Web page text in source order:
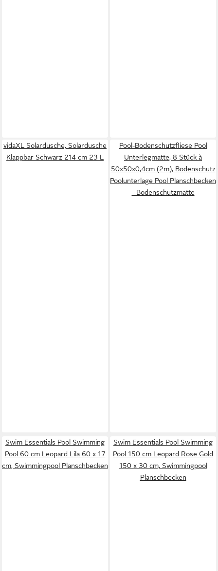
vidaXL Solardusche, Solardusche
Klappbar Schwarz 214 cm 23 L
Pool-Bodenschutzfliese Pool
Unterlegmatte, 8 Stück à
50x50x0,4cm (2m), Bodenschutz
Poolunterlage Pool Planschbecken
- Bodenschutzmatte
Swim Essentials Pool Swimming
Pool 60 cm Leopard Lila 60 x 17
cm, Swimmingpool Planschbecken
Swim Essentials Pool Swimming
Pool 150 cm Leopard Rose Gold
150 x 30 cm, Swimmingpool
Planschbecken